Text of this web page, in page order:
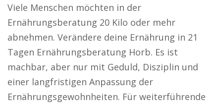
Viele Menschen möchten in der
Ernährungsberatung 20 Kilo oder mehr
abnehmen. Verändere deine Ernährung in 21
Tagen Ernährungsberatung Horb. Es ist
machbar, aber nur mit Geduld, Disziplin und
einer langfristigen Anpassung der
Ernährungsgewohnheiten. Für weiterführende